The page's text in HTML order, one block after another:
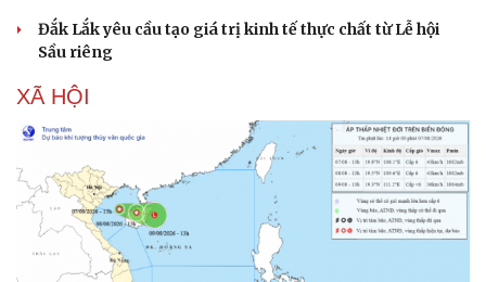
Đắk Lắk yêu cầu tạo giá trị kinh tế thực chất từ Lễ hội
Sầu riêng
XÃ HỘI